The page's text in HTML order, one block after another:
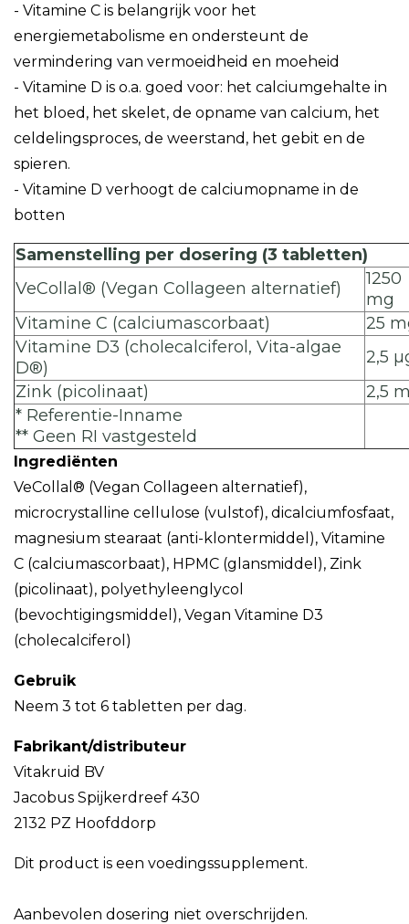
- Vitamine C is belangrijk voor het
energiemetabolisme en ondersteunt de
vermindering van vermoeidheid en moeheid
- Vitamine D is o.a. goed voor: het calciumgehalte in
het bloed, het skelet, de opname van calcium, het
celdelingsproces, de weerstand, het gebit en de
spieren.
- Vitamine D verhoogt de calciumopname in de
botten
Samenstelling per dosering (3 tabletten)
VeCollal® (Vegan Collageen alternatief)
1250
mg
Vitamine C (calciumascorbaat)
25
Vitamine D3 (cholecalciferol, Vita-algae
D®)
2,5
Zink (picolinaat)
2,5
* Referentie-Inname
** Geen RI vastgesteld
Ingrediënten
VeCollal® (Vegan Collageen alternatief),
microcrystalline cellulose (vulstof), dicalciumfosfaat,
magnesium stearaat (anti-klontermiddel), Vitamine
C (calciumascorbaat), HPMC (glansmiddel), Zink
(picolinaat), polyethyleenglycol
(bevochtigingsmiddel), Vegan Vitamine D3
(cholecalciferol)
Gebruik
Neem 3 tot 6 tabletten per dag.
Fabrikant/distributeur
Vitakruid BV
Jacobus Spijkerdreef 430
2132 PZ Hoofddorp
Dit product is een voedingssupplement.
Aanbevolen dosering niet overschrijden.